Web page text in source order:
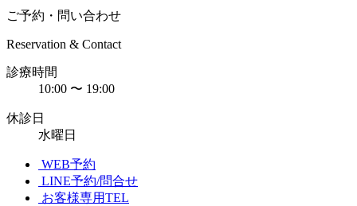
ご予約・問い合わせ
Reservation & Contact
診療時間
10:00 〜 19:00
休診日
水曜日
WEB予約
LINE予約/問合せ
お客様専用TEL